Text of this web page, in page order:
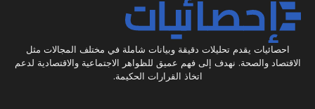
احصائيات يقدم تحليلات دقيقة وبيانات شاملة في مختلف المجالات مثل
الاقتصاد والصحة. نهدف إلى فهم عميق للظواهر الاجتماعية والاقتصادية لدعم
اتخاذ القرارات الحكيمة.